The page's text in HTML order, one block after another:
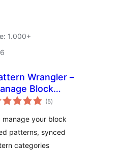
1.000+
Wrangler –
Block
and(5total
aprecieri
)
your block
patterns, synced
categories